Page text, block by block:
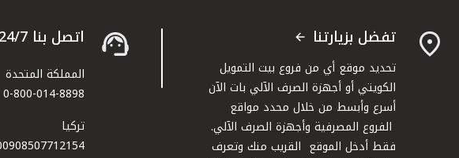
تفضل بزيارتنا
تحديد موقع أي من فروع بيت التمويل
الكويتي أو أجهزة الصرف الآلي بات الآن
أسرع وأبسط من خلال محدد مواقع
الفروع المصرفية وأجهزة الصرف الآلي.
فقط أدخل الموقع القريب منك وتعرف
اتصل بنا 24/7 "الخدمة الهاتفية" 1803333
المملكة المتحدة
0-800-014-8898
تركيا